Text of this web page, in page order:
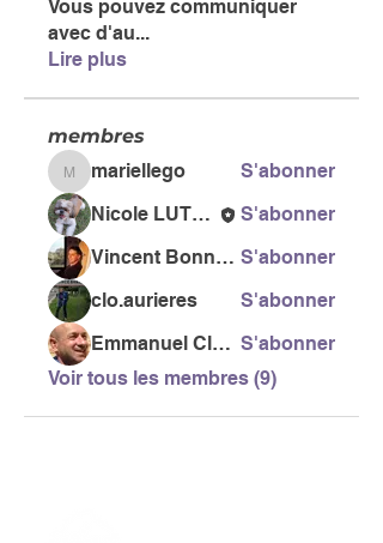
Vous pouvez communiquer
avec d'au...
Lire plus
membres
mariellego
mariellego
S'abonner
Nicole LUTSEN
S'abonner
Vincent Bonneau S'abonner
clo.aurieres
S'abonner
Emmanuel Clero S'abonner
Voir tous les membres (9)